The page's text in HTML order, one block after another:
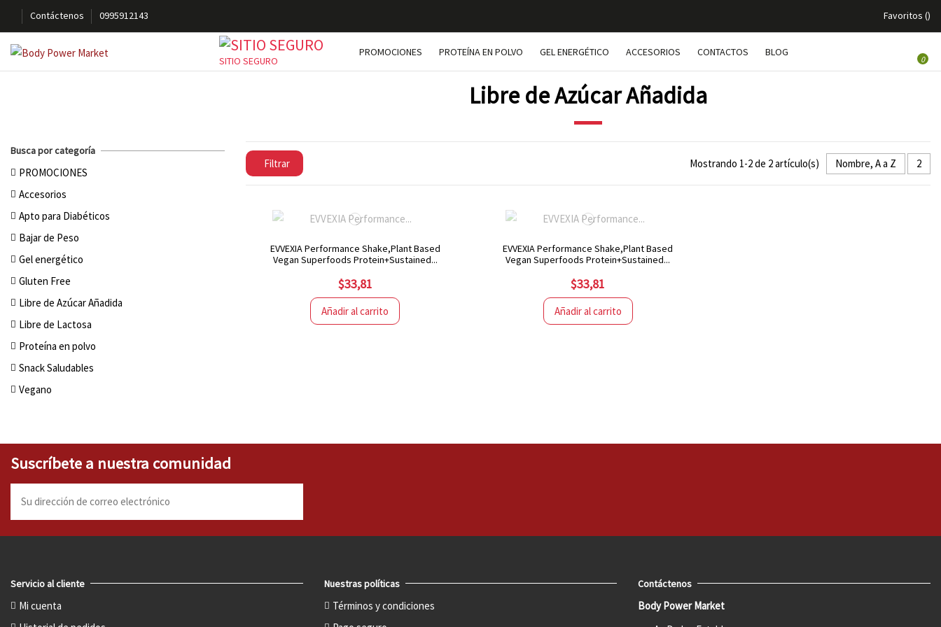
Contáctenos 0995912143 Favoritos ()
SITIO SEGURO
PROMOCIONES PROTEÍNA EN POLVO GEL ENERGÉTICO ACCESORIOS CONTACTOS BLOG
0
Libre de Azúcar Añadida
Filtrar Mostrando 1-2 de 2 artículo(s) Nombre, A a Z 2
EVVEXIA Performance Shake,Plant Based
Vegan Superfoods Protein+Sustained...
$33,81
Añadir al carrito
EVVEXIA Performance Shake,Plant Based
Vegan Superfoods Protein+Sustained...
$33,81
Añadir al carrito
Busca por categoría
PROMOCIONES
Accesorios
Apto para Diabéticos
Bajar de Peso
Gel energético
Gluten Free
Libre de Azúcar Añadida
Libre de Lactosa
Proteína en polvo
Snack Saludables
Vegano
Suscríbete a nuestra comunidad
Servicio al cliente
Mi cuenta
Nuestras políticas
Términos y condiciones
Contáctenos
Body Power Market